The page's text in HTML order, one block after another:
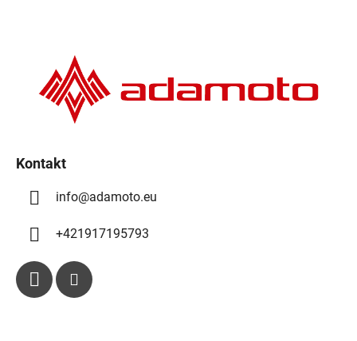
Kontakt
info@adamoto.eu
+421917195793